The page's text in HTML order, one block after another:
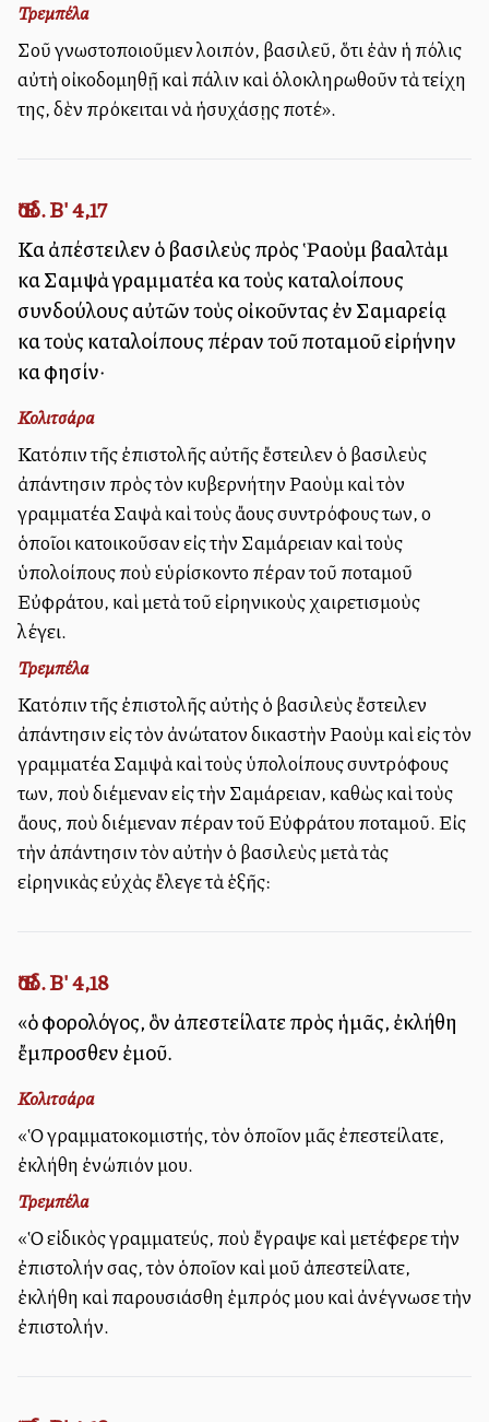
Τρεμπέλα
Σοῦ γνωστοποιοῦμεν λοιπόν, βασιλεῦ, ὅτι ἐὰν ἡ πόλις
αὐτὴ οἰκοδομηθῇ καὶ πάλιν καὶ ὁλοκληρωθοῦν τὰ τείχη
της, δὲν πρόκειται νὰ ἡσυχάσῃς ποτέ».
Ἔσδ. Β' 4,17
Καὶ ἀπέστειλεν ὁ βασιλεὺς πρὸς Ῥαοὺμ βααλτὰμ
καὶ Σαμψὰ γραμματέα καὶ τοὺς καταλοίπους
συνδούλους αὐτῶν τοὺς οἰκοῦντας ἐν Σαμαρείᾳ
καὶ τοὺς καταλοίπους πέραν τοῦ ποταμοῦ εἰρήνην
καὶ φησίν·
Κολιτσάρα
Κατόπιν τῆς ἐπιστολῆς αὐτῆς ἔστειλεν ὁ βασιλεὺς
ἀπάντησιν πρὸς τὸν κυβερνήτην Ραοὺμ καὶ τὸν
γραμματέα Σαψὰ καὶ τοὺς ἄλλους συντρόφους των, οἱ
ὁποῖοι κατοικοῦσαν εἰς τὴν Σαμάρειαν καὶ τοὺς
ὑπολοίπους ποὺ εὑρίσκοντο πέραν τοῦ ποταμοῦ
Εὐφράτου, καὶ μετὰ τοῦ εἰρηνικοὺς χαιρετισμοὺς
λέγει.
Τρεμπέλα
Κατόπιν τῆς ἐπιστολῆς αὐτὴς ὁ βασιλεὺς ἔστειλεν
ἀπάντησιν εἰς τὸν ἀνώτατον δικαστὴν Ραοὺμ καὶ εἰς τὸν
γραμματέα Σαμψὰ καὶ τοὺς ὑπολοίπους συντρόφους
των, ποὺ διέμεναν εἰς τὴν Σαμάρειαν, καθὼς καὶ τοὺς
ἄλλους, ποὺ διέμεναν πέραν τοῦ Εὐφράτου ποταμοῦ. Εἰς
τὴν ἀπάντησιν τὸν αὐτὴν ὁ βασιλεὺς μετὰ τὰς
εἰρηνικὰς εὐχὰς ἔλεγε τὰ ἑξῆς:
Ἔσδ. Β' 4,18
«ὁ φορολόγος, ὃν ἀπεστείλατε πρὸς ἡμᾶς, ἐκλήθη
ἔμπροσθεν ἐμοῦ.
Κολιτσάρα
«Ὁ γραμματοκομιστής, τὸν ὁποῖον μᾶς ἐπεστείλατε,
ἐκλήθη ἐνώπιόν μου.
Τρεμπέλα
«Ὁ εἰδικὸς γραμματεύς, ποὺ ἔγραψε καὶ μετέφερε τὴν
ἐπιστολήν σας, τὸν ὁποῖον καὶ μοῦ ἀπεστείλατε,
ἐκλήθη καὶ παρουσιάσθη ἐμπρός μου καὶ ἀνέγνωσε τὴν
ἐπιστολήν.